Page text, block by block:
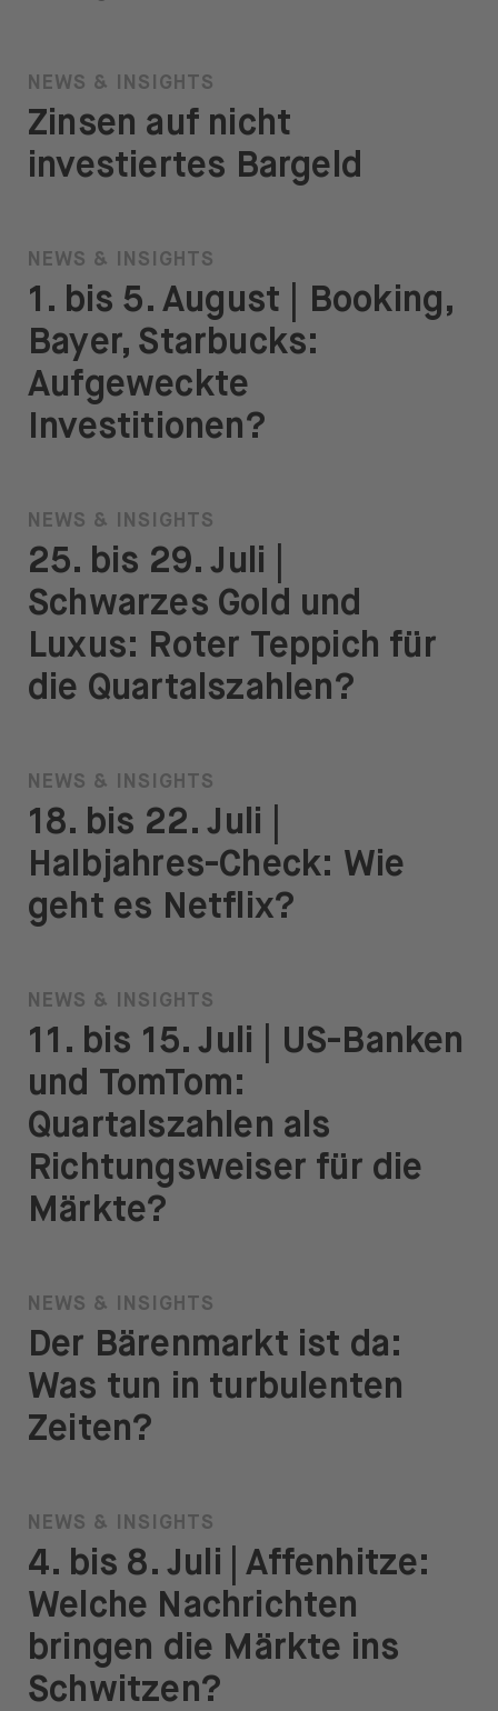
NEWS & INSIGHTS
Zinsen auf nicht
investiertes Bargeld
NEWS & INSIGHTS
1. bis 5. August | Booking,
Bayer, Starbucks:
Aufgeweckte
Investitionen?
NEWS & INSIGHTS
25. bis 29. Juli |
Schwarzes Gold und
Luxus: Roter Teppich für
die Quartalszahlen?
NEWS & INSIGHTS
18. bis 22. Juli |
Halbjahres-Check: Wie
geht es Netflix?
NEWS & INSIGHTS
11. bis 15. Juli | US-Banken
und TomTom:
Quartalszahlen als
Richtungsweiser für die
Märkte?
NEWS & INSIGHTS
Der Bärenmarkt ist da:
Was tun in turbulenten
Zeiten?
NEWS & INSIGHTS
4. bis 8. Juli | Affenhitze:
Welche Nachrichten
bringen die Märkte ins
Schwitzen?